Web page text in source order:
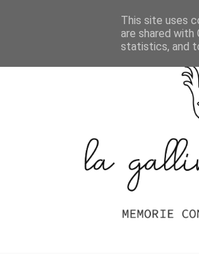
Indice Delle Ricette
This site uses
are shared
statistics, and